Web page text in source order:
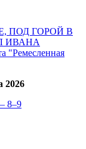
ПОД ГОРОЙ В
ИВАНА
"Ремесленная
2026